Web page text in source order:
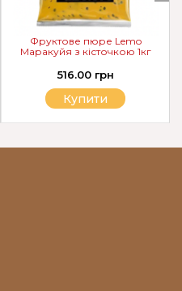
Фруктове пюре Lemo
Маракуйя з кісточкою 1кг
516.00 грн
Купити